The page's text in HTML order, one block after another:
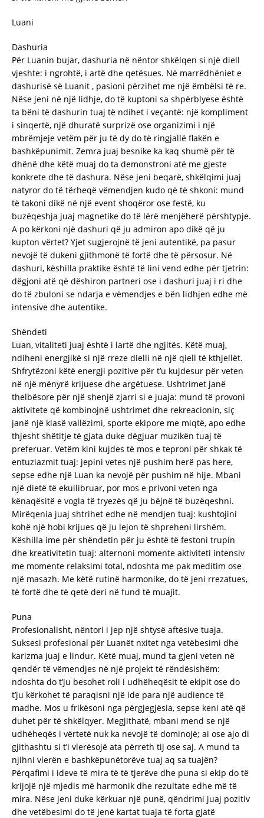
Luani
Dashuria
Për Luanin bujar, dashuria në nëntor shkëlqen si një diell
vjeshte: i ngrohtë, i artë dhe qetësues. Në marrëdhëniet e
dashurisë së Luanit , pasioni përzihet me një ëmbëlsi të re.
Nëse jeni në një lidhje, do të kuptoni sa shpërblyese është
ta bëni të dashurin tuaj të ndihet i veçantë: një kompliment
i sinqertë, një dhuratë surprizë ose organizimi i një
mbrëmjeje vetëm për ju të dy do të ringjallë flakën e
bashkëpunimit. Zemra juaj besnike ka kaq shumë për të
dhënë dhe këtë muaj do ta demonstroni atë me gjeste
konkrete dhe të dashura. Nëse jeni beqarë, shkëlqimi juaj
natyror do të tërheqë vëmendjen kudo që të shkoni: mund
të takoni dikë në një event shoqëror ose festë, ku
buzëqeshja juaj magnetike do të lërë menjëherë përshtypje.
A po kërkoni një dashuri që ju admiron apo dikë që ju
kupton vërtet? Yjet sugjerojnë të jeni autentikë, pa pasur
nevojë të dukeni gjithmonë të fortë dhe të përsosur. Në
dashuri, këshilla praktike është të lini vend edhe për tjetrin:
dëgjoni atë që dëshiron partneri ose i dashuri juaj i ri dhe
do të zbuloni se ndarja e vëmendjes e bën lidhjen edhe më
intensive dhe autentike.
Shëndeti
Luan, vitaliteti juaj është i lartë dhe ngjitës. Këtë muaj,
ndiheni energjikë si një rreze dielli në një qiell të kthjellët.
Shfrytëzoni këtë energji pozitive për t’u kujdesur për veten
në një mënyrë krijuese dhe argëtuese. Ushtrimet janë
thelbësore për një shenjë zjarri si e juaja: mund të provoni
aktivitete që kombinojnë ushtrimet dhe rekreacionin, siç
janë një klasë vallëzimi, sporte ekipore me miqtë, apo edhe
thjesht shëtitje të gjata duke dëgjuar muzikën tuaj të
preferuar. Vetëm kini kujdes të mos e teproni për shkak të
entuziazmit tuaj: jepini vetes një pushim herë pas here,
sepse edhe një Luan ka nevojë për pushim në hije. Mbani
një dietë të ekuilibruar, por mos e privoni veten nga
kënaqësitë e vogla të tryezës që ju bëjnë të buzëqeshni.
Mirëqenia juaj shtrihet edhe në mendjen tuaj: kushtojini
kohë një hobi krijues që ju lejon të shpreheni lirshëm.
Këshilla ime për shëndetin për ju është të festoni trupin
dhe kreativitetin tuaj: alternoni momente aktiviteti intensiv
me momente relaksimi total, ndoshta me pak meditim ose
një masazh. Me këtë rutinë harmonike, do të jeni rrezatues,
të fortë dhe të qetë deri në fund të muajit.
Puna
Profesionalisht, nëntori i jep një shtysë aftësive tuaja.
Suksesi profesional për Luanët nxitet nga vetëbesimi dhe
karizma juaj e lindur. Këtë muaj, mund ta gjeni veten në
qendër të vëmendjes në një projekt të rëndësishëm:
ndoshta do t’ju besohet roli i udhëheqësit të ekipit ose do
t’ju kërkohet të paraqisni një ide para një audience të
madhe. Mos u frikësoni nga përgjegjësia, sepse keni atë që
duhet për të shkëlqyer. Megjithatë, mbani mend se një
udhëheqës i vërtetë nuk ka nevojë të dominojë; ai ose ajo di
gjithashtu si t’i vlerësojë ata përreth tij ose saj. A mund ta
njihni vlerën e bashkëpunëtorëve tuaj aq sa tuajën?
Përqafimi i ideve të mira të të tjerëve dhe puna si ekip do të
krijojë një mjedis më harmonik dhe rezultate edhe më të
mira. Nëse jeni duke kërkuar një punë, qëndrimi juaj pozitiv
dhe vetëbesimi do të jenë kartat tuaja të forta gjatë